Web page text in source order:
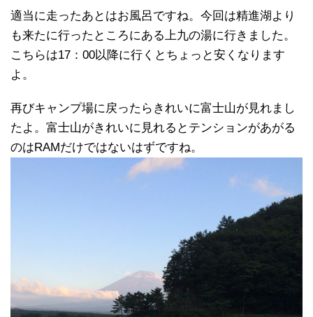
適当に走ったあとはお風呂ですね。今回は精進湖より
も来たに行ったところにある上九の湯に行きました。
こちらは17：00以降に行くとちょっと安くなります
よ。
再びキャンプ場に戻ったらきれいに富士山が見れまし
たよ。富士山がきれいに見れるとテンションがあがる
のはRAMだけではないはずですね。